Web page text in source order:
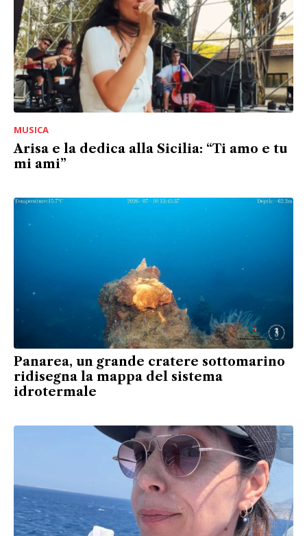
MUSICA
Arisa e la dedica alla Sicilia: “Ti amo e tu
mi ami”
Panarea, un grande cratere sottomarino
ridisegna la mappa del sistema
idrotermale